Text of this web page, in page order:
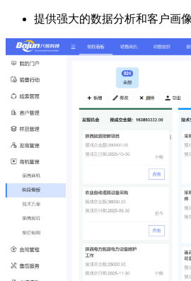
提供强大的数据分析和客户画